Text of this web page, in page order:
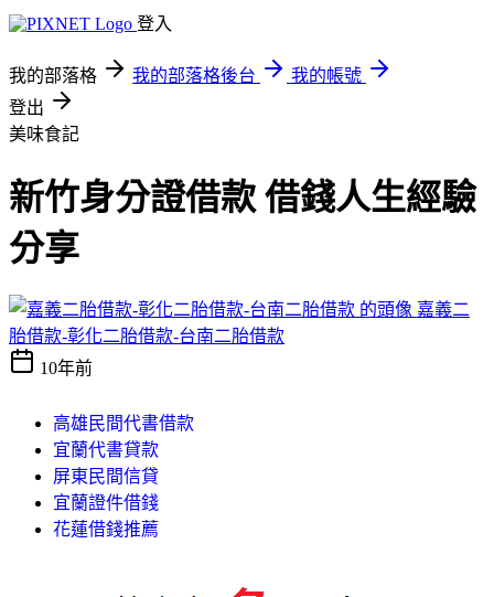
登入
我的部落格 我的部落格後台
我的帳號
登出
美味食記
新竹身分證借款 借錢人生經驗
分享
嘉義二
胎借款-彰化二胎借款-台南二胎借款
10年前
高雄民間代書借款
宜蘭代書貸款
屏東民間信貸
宜蘭證件借錢
花蓮借錢推薦